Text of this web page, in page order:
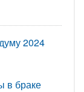
2024
в браке